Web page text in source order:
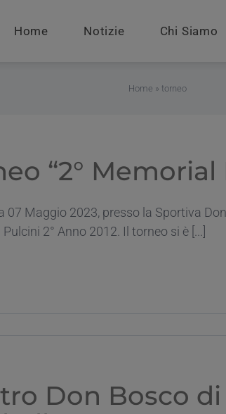
Home Notizie Chi Siamo
Home » torneo
“2°
07 Maggio 2023, presso la Sportiva
2° Anno 2012. Il torneo si è [...]
Don Bosco